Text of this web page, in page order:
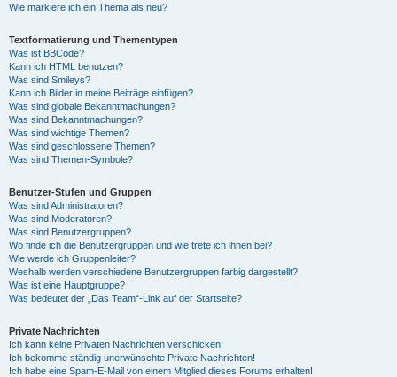
Wie markiere ich ein Thema als neu?
Textformatierung und Thementypen
Was ist BBCode?
Kann ich HTML benutzen?
Was sind Smileys?
Kann ich Bilder in meine Beiträge einfügen?
Was sind globale Bekanntmachungen?
Was sind Bekanntmachungen?
Was sind wichtige Themen?
Was sind geschlossene Themen?
Was sind Themen-Symbole?
Benutzer-Stufen und Gruppen
Was sind Administratoren?
Was sind Moderatoren?
Was sind Benutzergruppen?
Wo finde ich die Benutzergruppen und wie trete ich ihnen bei?
Wie werde ich Gruppenleiter?
Weshalb werden verschiedene Benutzergruppen farbig dargestellt?
Was ist eine Hauptgruppe?
Was bedeutet der „Das Team“-Link auf der Startseite?
Private Nachrichten
Ich kann keine Privaten Nachrichten verschicken!
Ich bekomme ständig unerwünschte Private Nachrichten!
Ich habe eine Spam-E-Mail von einem Mitglied dieses Forums erhalten!